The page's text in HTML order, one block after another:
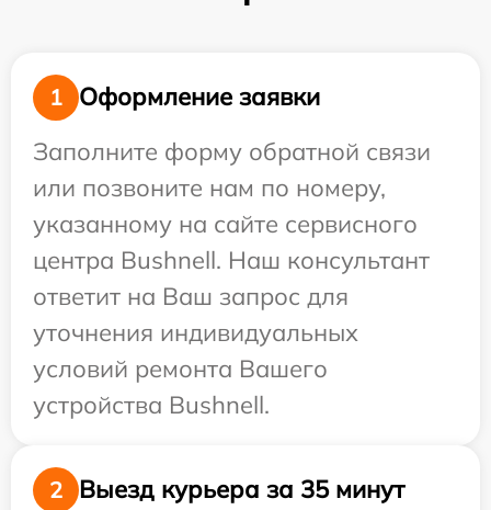
1
Оформление заявки
Заполните форму обратной связи
или позвоните нам по номеру,
указанному на сайте сервисного
центра Bushnell. Наш консультант
ответит на Ваш запрос для
уточнения индивидуальных
условий ремонта Вашего
устройства Bushnell.
2 Выезд курьера за 35 минут